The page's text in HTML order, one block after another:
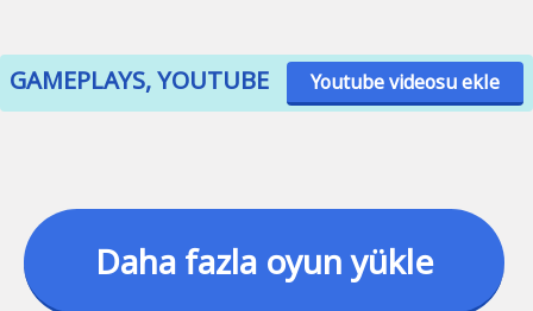
GAMEPLAYS, YOUTUBE Youtube videosu ekle
Daha fazla oyun yükle